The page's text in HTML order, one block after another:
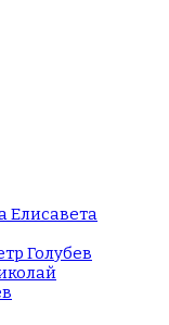
Елисавета
Голубев